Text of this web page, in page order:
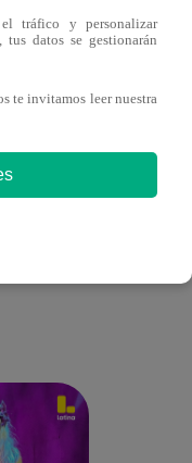
tráfico y personalizar
, tus datos se gestionarán
te invitamos leer nuestra